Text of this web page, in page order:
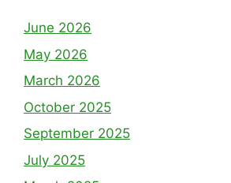
June 2026
May 2026
March 2026
October 2025
September 2025
July 2025